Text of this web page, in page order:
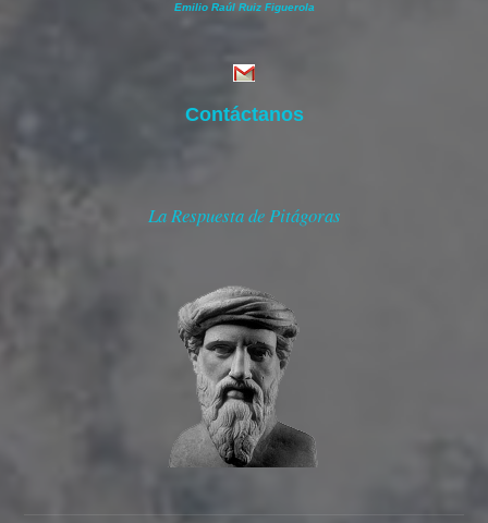
Emilio Raúl Ruiz Figuerola
Contáctanos
La Respuesta de Pitágoras